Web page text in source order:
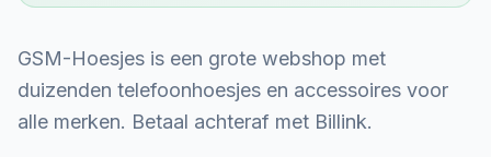
GSM-Hoesjes is een grote webshop met
duizenden telefoonhoesjes en accessoires voor
alle merken. Betaal achteraf met Billink.